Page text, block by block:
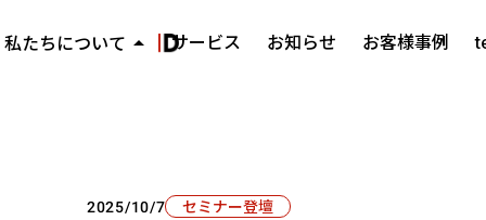
私たちについて arrow_drop_up サービス お知らせ お客様事例
2025/10/7 セミナー登壇